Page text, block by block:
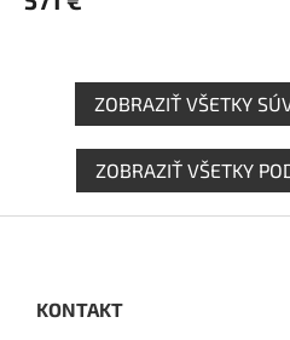
ZOBRAZIŤ VŠETKY
ZOBRAZIŤ VŠETKY
KONTAKT